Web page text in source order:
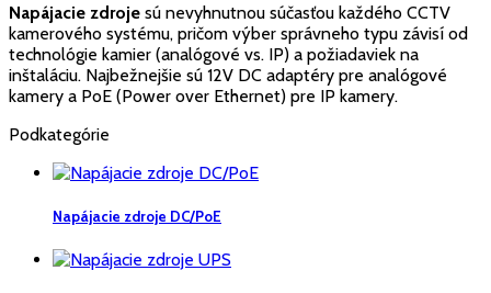
Napájacie zdroje sú nevyhnutnou súčasťou každého CCTV
kamerového systému, pričom výber správneho typu závisí od
technológie kamier (analógové vs. IP) a požiadaviek na
inštaláciu. Najbežnejšie sú 12V DC adaptéry pre analógové
kamery a PoE (Power over Ethernet) pre IP kamery.
Podkategórie
Napájacie zdroje DC/PoE